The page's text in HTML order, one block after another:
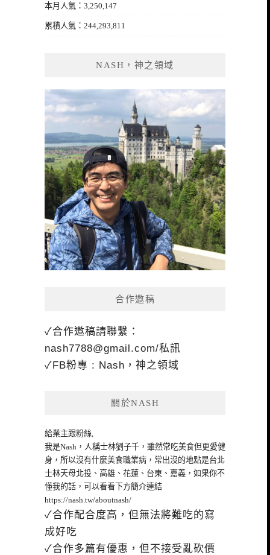
本月人氣：3,250,147
累積人氣：244,293,811
NASH，神之領域
合作邀稿
✓合作邀稿請聯繫：
nash7788@gmail.com/私訊
✓FB粉專 : Nash，神之領域
關於NASH
給業主跟粉絲,
我是Nash，人稱士林劉子千，雖然常吃美食但更愛健
身，所以沒有什麼美食職業病，常出沒的地點是台北
士林天母北投、高雄、花蓮、台東、嘉義，如果你不
懂我的話，可以看看下方簡介連結
https://nash.tw/aboutnash/
✓合作配合度高，但無法將難吃的寫
成好吃
✓合作多篇有優惠，但不接受亂砍價